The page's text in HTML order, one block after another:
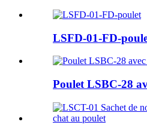
LSFD-01-FD-
Poulet LSBC-28